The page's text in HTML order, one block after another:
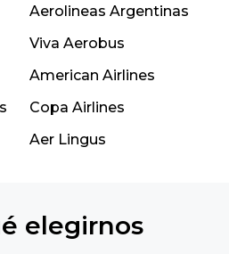
Aerolineas Argentinas
Viva Aerobus
American Airlines
Copa Airlines
Aer Lingus
elegirnos